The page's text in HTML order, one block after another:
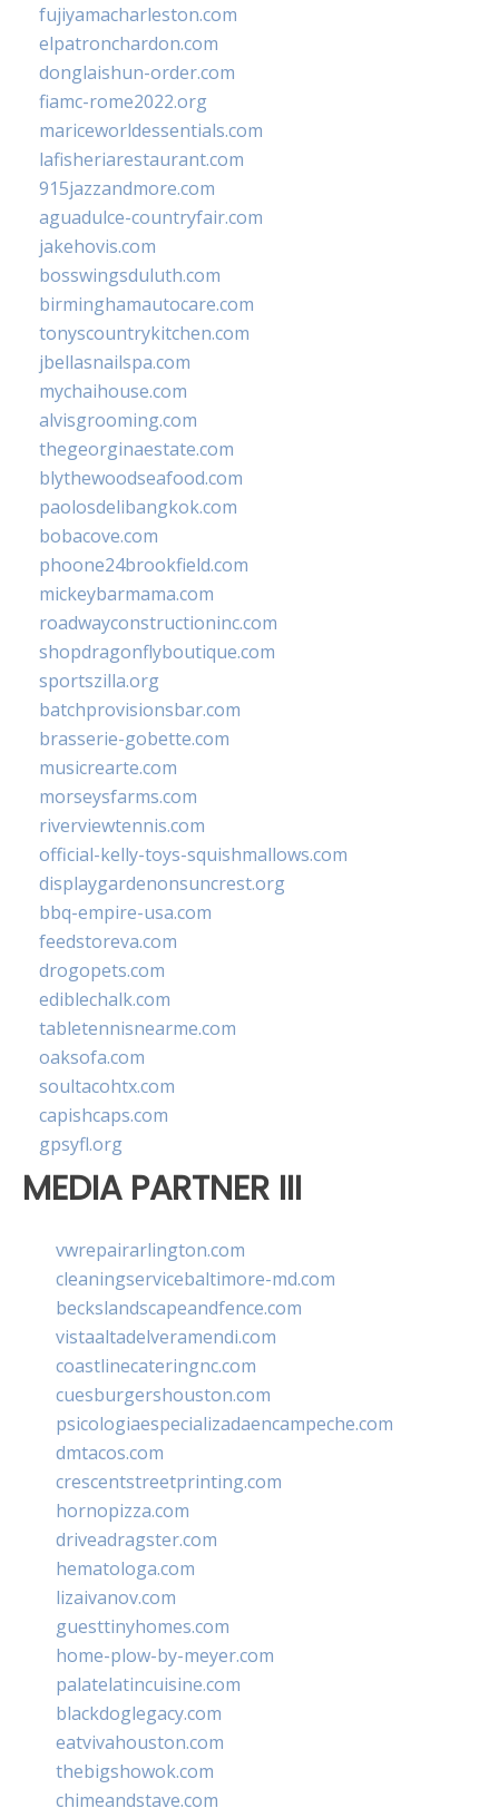
fujiyamacharleston.com
elpatronchardon.com
donglaishun-order.com
fiamc-rome2022.org
mariceworldessentials.com
lafisheriarestaurant.com
915jazzandmore.com
aguadulce-countryfair.com
jakehovis.com
bosswingsduluth.com
birminghamautocare.com
tonyscountrykitchen.com
jbellasnailspa.com
mychaihouse.com
alvisgrooming.com
thegeorginaestate.com
blythewoodseafood.com
paolosdelibangkok.com
bobacove.com
phoone24brookfield.com
mickeybarmama.com
roadwayconstructioninc.com
shopdragonflyboutique.com
sportszilla.org
batchprovisionsbar.com
brasserie-gobette.com
musicrearte.com
morseysfarms.com
riverviewtennis.com
official-kelly-toys-squishmallows.com
displaygardenonsuncrest.org
bbq-empire-usa.com
feedstoreva.com
drogopets.com
ediblechalk.com
tabletennisnearme.com
oaksofa.com
soultacohtx.com
capishcaps.com
gpsyfl.org
MEDIA PARTNER III
vwrepairarlington.com
cleaningservicebaltimore-md.com
beckslandscapeandfence.com
vistaaltadelveramendi.com
coastlinecateringnc.com
cuesburgershouston.com
psicologiaespecializadaencampeche.com
dmtacos.com
crescentstreetprinting.com
hornopizza.com
driveadragster.com
hematologa.com
lizaivanov.com
guesttinyhomes.com
home-plow-by-meyer.com
palatelatincuisine.com
blackdoglegacy.com
eatvivahouston.com
thebigshowok.com
chimeandstave.com